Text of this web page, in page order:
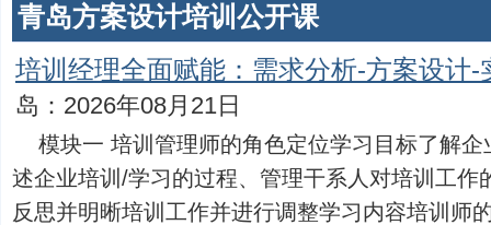
青岛方案设计培训公开课
培训经理全面赋能：需求分析-方案设计-
岛：2026年08月21日
模块一 培训管理师的角色定位学习目标了解
述企业培训/学习的过程、管理干系人对培训工作
反思并明晰培训工作并进行调整学习内容培训师